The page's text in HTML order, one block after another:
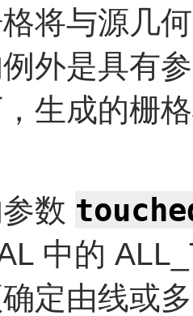
将与源几
外是具有
生成的栅
数
中的
定由线或